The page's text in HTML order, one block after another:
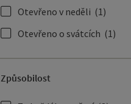
Otevřeno v neděli (1)
Otevřeno o svátcích (1)
Způsobilost